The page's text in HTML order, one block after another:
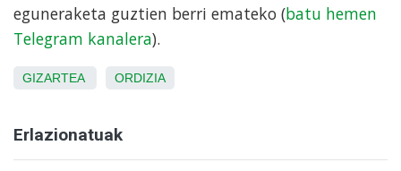
eguneraketa guztien berri emateko (batu hemen
Telegram kanalera).
GIZARTEA ORDIZIA
Erlazionatuak